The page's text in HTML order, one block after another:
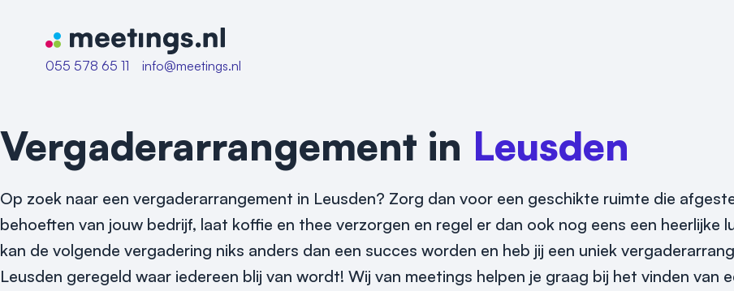
Naar home van Meetings
055 578 65 11
info@meetings.nl
Vergaderarrangement in Leusden
Op zoek naar een vergaderarrangement in Leusden? Zorg dan voor een geschikte ruimte die
behoeften van jouw bedrijf, laat koffie en thee verzorgen en regel er dan ook nog eens een heerlijke
kan de volgende vergadering niks anders dan een succes worden en heb jij een uniek
Leusden geregeld waar iedereen blij van wordt! Wij van meetings helpen je graag bij het vinden van